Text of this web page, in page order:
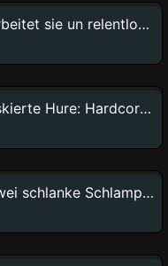
Sein Pony bearbeitet sie un relentlos, keine Pause in ihrer Tiefe
Hund fickt maskierte Hure: Hardcore-Doppelpenetration
Pferd bumst zwei schlanke Schlampen